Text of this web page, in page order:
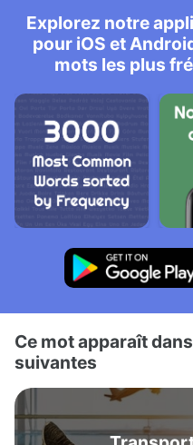
Explorez notre
pour iOS et
mots les plus
Ce mot apparaît
suivantes